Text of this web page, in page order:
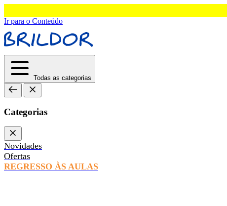
Ir para o Conteúdo
Todas as categorias
Categorias
Novidades
Ofertas
REGRESSO ÀS AULAS